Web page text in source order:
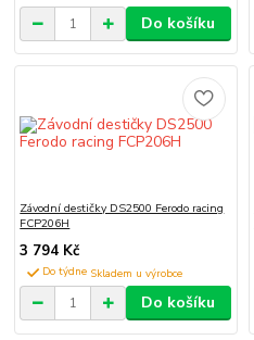
Do košíku
Závodní destičky DS2500 Ferodo racing
FCP206H
3 794 Kč
Do týdne
Do košíku